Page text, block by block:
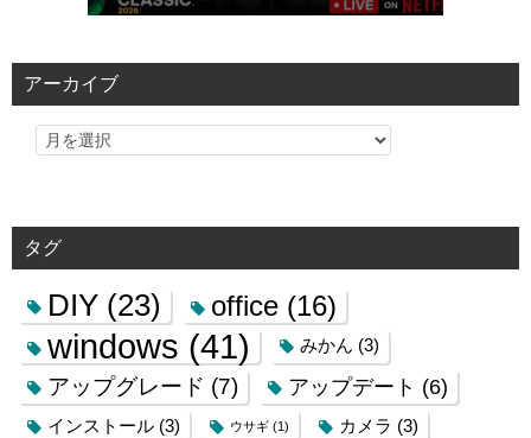
アーカイブ
タグ
DIY (23) office (16)
windows (41) みかん (3)
アップグレード (7) アップデート (6)
インストール (3) ウサギ (1) カメラ (3)